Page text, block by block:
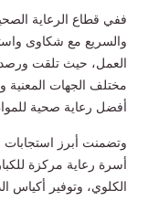
ففي قطاع الرعاية
والسريع مع شكاوى
العمل، حيث تلقت ورصدت المنظومة نحو 13
مختلف الجهات المعنية
أفضل رعاية صحية
أسرة رعاية مركزة